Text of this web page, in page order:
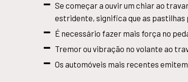
Se começar a ouvir um chiar ao
estridente, significa que as
É necessário fazer mais força no
Tremor ou vibração no volante ao
Os automóveis mais recentes